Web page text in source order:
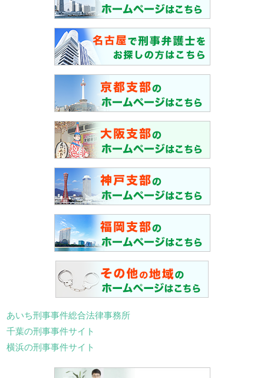
あいち刑事事件総合法律事務所
千葉の刑事事件サイト
横浜の刑事事件サイト